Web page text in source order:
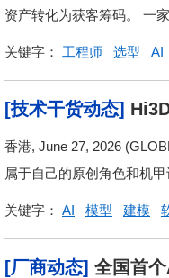
资产转化为获客筹码。 一
关键字： 工程师 选型 AI
[技术干货动态]
香港, June 27, 2026
属于自己的原创角色和机
关键字： AI 模型 建模
[厂商动态] 全国首